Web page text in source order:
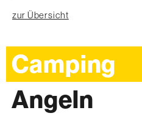
zur Übersicht
Camping
Angeln